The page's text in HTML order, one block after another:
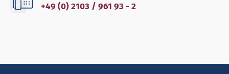
+49 (0) 2103 / 961 93 - 2